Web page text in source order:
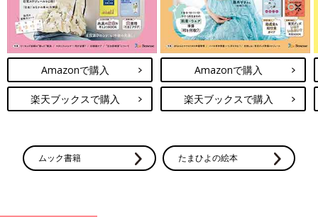
Amazonで購入
楽天ブックスで購入
Amazonで購入
楽天ブックスで購入
ムック書籍 たまひよの絵本